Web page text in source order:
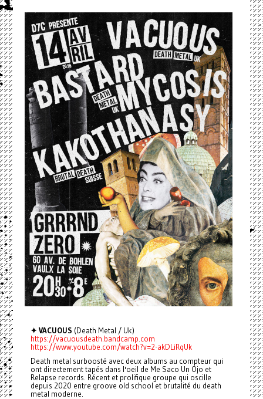
✦ VACUOUS (Death Metal / Uk)
https://vacuousdeath.bandcamp.com
https://www.youtube.com/watch?v=2-akDLiRqUk
Death metal surboosté avec deux albums au compteur qui
ont directement tapés dans l'oeil de Me Saco Un Ojo et
Relapse records. Récent et prolifique groupe qui oscille
depuis 2020 entre groove old school et brutalité du death
metal moderne.